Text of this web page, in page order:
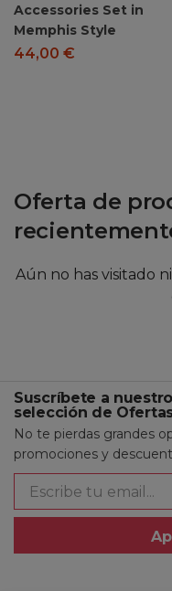
Accessories Set in
Memphis Style
44,00 €
Oferta de
Aún no has visitado
Suscríbete a
selección de
No te pierdas grandes
promociones y